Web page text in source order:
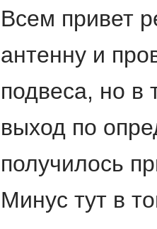
Всем привет
антенну и
подвеса, но в
выход по
получилось
Минус тут в